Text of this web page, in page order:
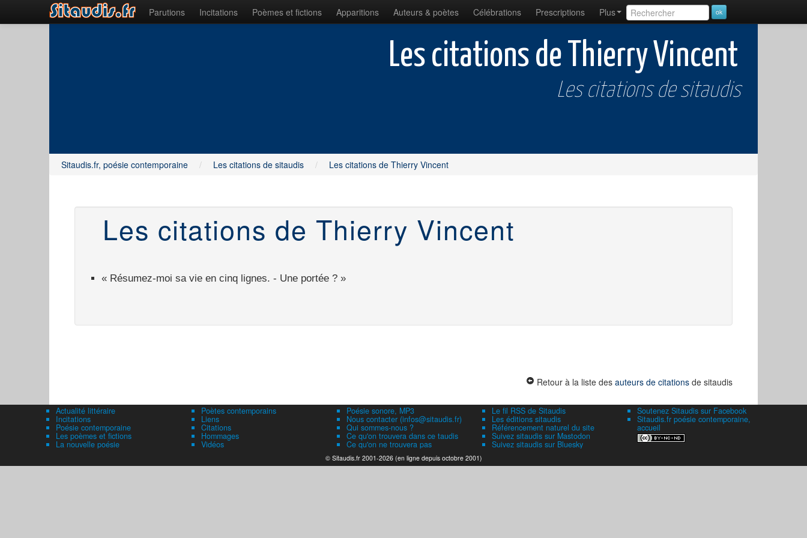
Parutions Incitations Poèmes et fictions Apparitions Auteurs & poètes Célébrations Prescriptions Plus
Les citations de Thierry Vincent
Les citations de sitaudis
Sitaudis.fr, poésie contemporaine / Les citations de sitaudis / Les citations de Thierry Vincent
Les citations de Thierry Vincent
« Résumez-moi sa vie en cinq lignes. - Une portée ? »
Retour à la liste des auteurs de citationsde sitaudis
Actualité littéraire
Incitations
Poésie contemporaine
Les poèmes et fictions
La nouvelle poésie
Poètes contemporains
Liens
Citations
Hommages
Vidéos
Poésie sonore, MP3
Nous contacter (infos@sitaudis.fr)
Qui sommes-nous ?
Ce qu'on trouvera dans ce taudis
Ce qu'on ne trouvera pas
Le fil RSS de Sitaudis
Les éditions sitaudis
Référencement naturel du site
Suivez sitaudis sur Mastodon
Suivez sitaudis sur Bluesky
Soutenez Sitaudis sur Facebook
Sitaudis.fr poésie contemporaine,
accueil
© Sitaudis.fr 2001-2026 (en ligne depuis octobre 2001)